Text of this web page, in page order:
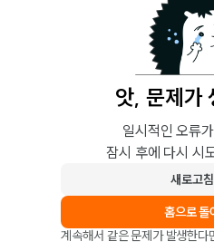
앗, 문제가
일시적인 오류
잠시 후에 다시 시
새로고
홈으로 돌
계속해서 같은 문제가 발생한다